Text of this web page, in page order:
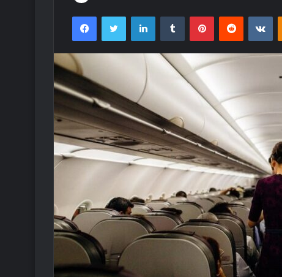
FacebookTwitter LinkedInTumblr PinterestReddit